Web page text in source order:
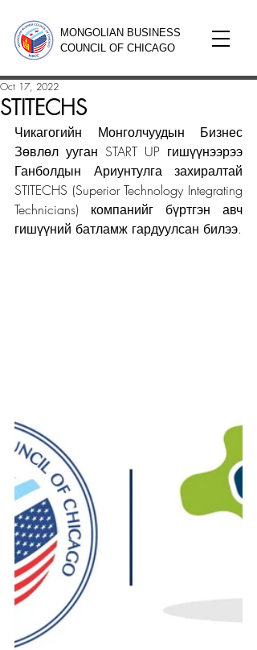
MONGOLIAN BUSINESS
COUNCIL OF CHICAGO
STITECHS
Oct 17, 2022
Чикагогийн Монголчуудын Бизнес
Зөвлөл ууган START UP гишүүнээрээ
Ганболдын Ариунтулга захиралтай
STITECHS (Superior Technology Integrating
Technicians) компанийг бүртгэн авч
гишүүний батламж гардуулсан билээ.